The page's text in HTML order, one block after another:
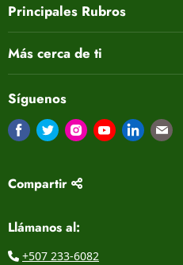
Principales Rubros
Más cerca de ti
Síguenos
Encuéntrenos en Facebook
Encuéntrenos en Twitter
Encuéntrenos en
Compartir
Llámanos al:
+507 233-6082